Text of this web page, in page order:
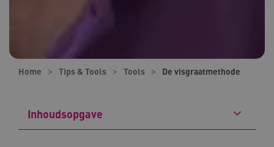
Home Tips & Tools Tools De visgraatmethode
Inhoudsopgave